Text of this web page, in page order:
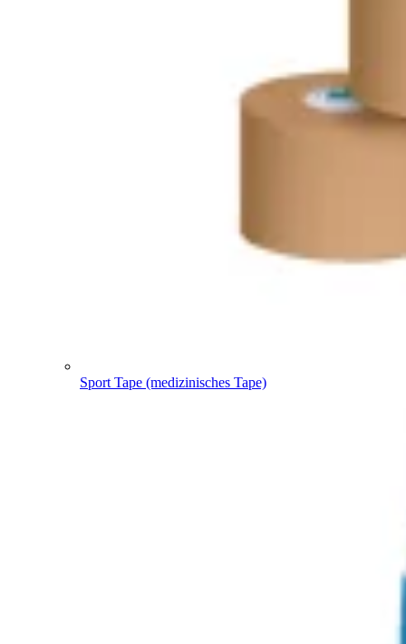
Sport Tape (medizinisches Tape)